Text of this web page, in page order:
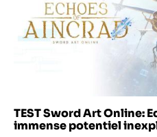
TEST Sword Art Online:
immense potentiel